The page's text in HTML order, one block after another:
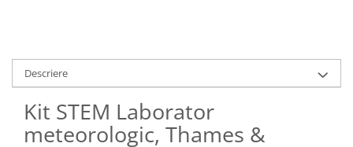
Descriere
Kit STEM Laborator
meteorologic, Thames &